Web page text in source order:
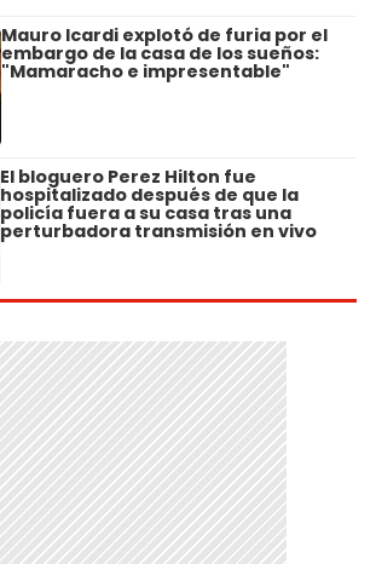
Mauro Icardi explotó de furia por el
embargo de la casa de los sueños:
"Mamaracho e impresentable"
El bloguero Perez Hilton fue
hospitalizado después de que la
policía fuera a su casa tras una
perturbadora transmisión en vivo